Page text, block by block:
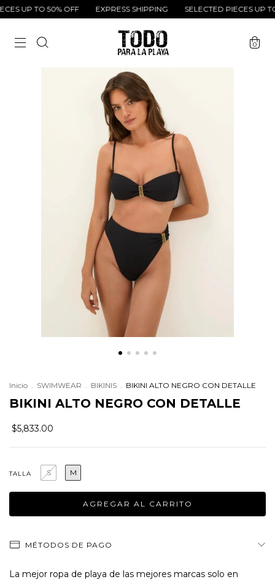
UP TO 50% OFF EXPRESS SHIPPING SELECTED PIECES UP TO
0
Inicio . SWIMWEAR . BIKINIS . BIKINI ALTO NEGRO CON DETALLE
BIKINI ALTO NEGRO CON DETALLE
$5,833.00
TALLA S M
MÉTODOS DE PAGO
La mejor ropa de playa de las mejores marcas solo en